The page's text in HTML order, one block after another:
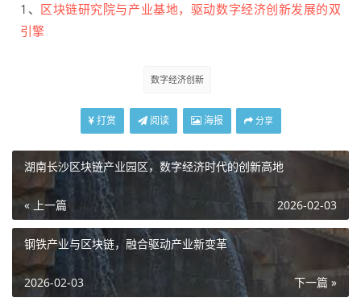
1、 区块链研究院与产业基地，驱动数字经济创新发展的双
引擎
数字经济创新
打赏 阅读 海报 分享
湖南长沙区块链产业园区，数字经济时代的创新高地
« 上一篇 2026-02-03
钢铁产业与区块链，融合驱动产业新变革
下一篇 »
2026-02-03